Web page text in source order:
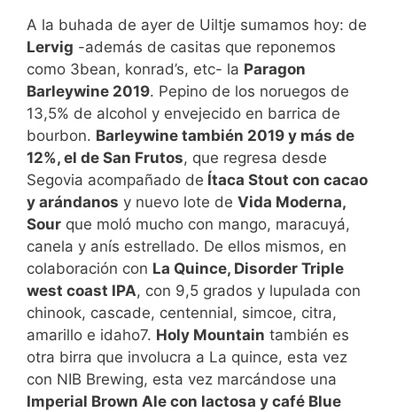
A la buhada de ayer de Uiltje sumamos hoy: de
Lervig -además de casitas que reponemos
como 3bean, konrad’s, etc- la Paragon
Barleywine 2019. Pepino de los noruegos de
13,5% de alcohol y envejecido en barrica de
bourbon. Barleywine también 2019 y más de
12%, el de San Frutos, que regresa desde
Segovia acompañado de Ítaca Stout con cacao
y arándanos y nuevo lote de Vida Moderna,
Sour que moló mucho con mango, maracuyá,
canela y anís estrellado. De ellos mismos, en
colaboración con La Quince, Disorder Triple
west coast IPA, con 9,5 grados y lupulada con
chinook, cascade, centennial, simcoe, citra,
amarillo e idaho7. Holy Mountain también es
otra birra que involucra a La quince, esta vez
con NIB Brewing, esta vez marcándose una
Imperial Brown Ale con lactosa y café Blue